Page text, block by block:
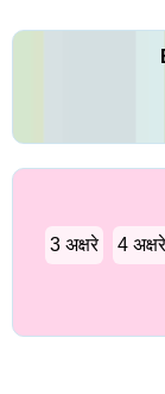
3 अक्षरे 4 अक्षरे